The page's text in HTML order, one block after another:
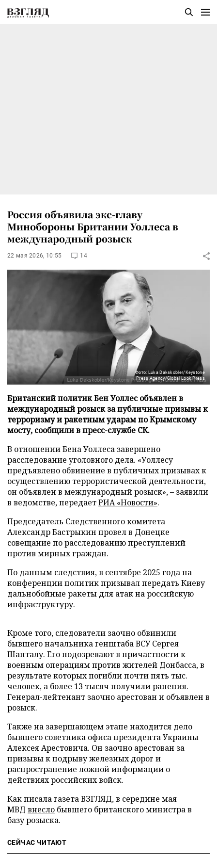
Россия объявила экс-главу
Минобороны Британии Уоллеса в
международный розыск
22 мая 2026, 10:55 14
Фото: Luka Dakskobler/Keystone
Press Agency/Global Look Press
Британский политик Бен Уоллес объявлен в
международный розыск за публичные призывы к
терроризму и ракетным ударам по Крымскому
мосту, сообщили в пресс-службе СК.
В отношении Бена Уоллеса завершено
расследование уголовного дела. «Уоллесу
предъявлено обвинение в публичных призывах к
осуществлению террористической деятельности,
он объявлен в международный розыск», – заявили
в ведомстве, передаетРИА «Новости».
Председатель Следственного комитета
Александр Бастрыкин провел в Донецке
совещание по расследованию преступлений
против мирных граждан.
По данным следствия, в сентябре 2025 года на
конференции политик призывал передать Киеву
дальнобойные ракеты для атак на российскую
инфраструктуру.
Кроме того, следователи заочно обвинили
бывшего начальника генштаба ВСУ Сергея
Шапталу. Его подозревают в причастности к
военным операциям против жителей Донбасса, в
результате которых погибли почти пять тыс.
человек, а более 13 тысяч получили ранения.
Генерал-лейтенант заочно арестован и объявлен в
розыск.
Также на завершающем этапе находится дело
бывшего советника офиса президента Украины
Алексея Арестовича. Он заочно арестован за
призывы к подрыву железных дорог и
распространение ложной информации о
действиях российских войск.
Как писала газета ВЗГЛЯД, в середине мая
МВД внесло бывшего британского министра в
базу розыска.
СЕЙЧАС ЧИТАЮТ